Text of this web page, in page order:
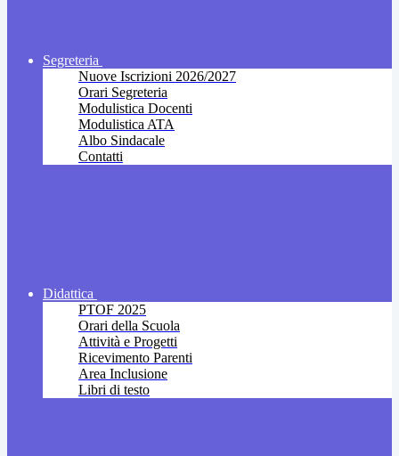
Segreteria
Nuove Iscrizioni 2026/2027
Orari Segreteria
Modulistica Docenti
Modulistica ATA
Albo Sindacale
Contatti
Didattica
PTOF 2025
Orari della Scuola
Attività e Progetti
Ricevimento Parenti
Area Inclusione
Libri di testo